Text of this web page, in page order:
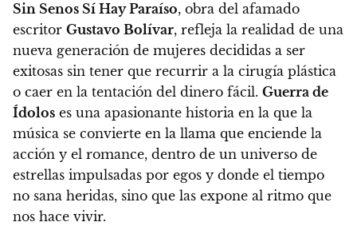
Sin Senos Sí Hay Paraíso, obra del afamado
escritor Gustavo Bolívar, refleja la realidad de una
nueva generación de mujeres decididas a ser
exitosas sin tener que recurrir a la cirugía plástica
o caer en la tentación del dinero fácil. Guerra de
Ídolos es una apasionante historia en la que la
música se convierte en la llama que enciende la
acción y el romance, dentro de un universo de
estrellas impulsadas por egos y donde el tiempo
no sana heridas, sino que las expone al ritmo que
nos hace vivir.